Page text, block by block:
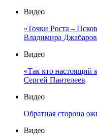
Видео
«Точки Роста –
Владимира
Видео
«Так кто настоящий
Сергей Пантелеев
Видео
Обратная сторона
Видео